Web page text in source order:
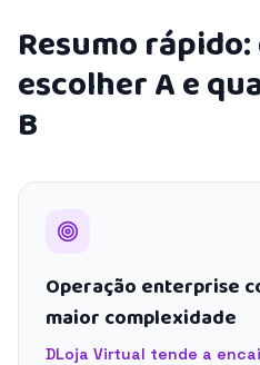
Resumo
escolher A e
B
Operação enterprise
maior complexidade
DLoja Virtual tende a